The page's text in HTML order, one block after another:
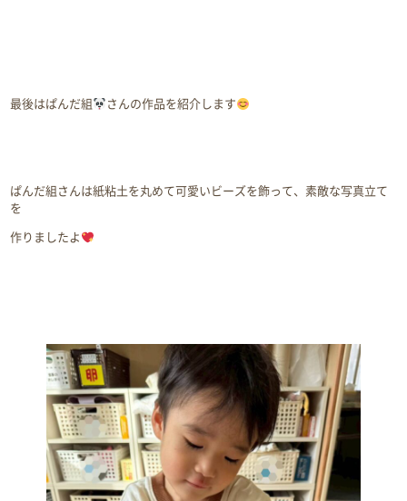
最後はぱんだ組 さんの作品を紹介します
ぱんだ組さんは紙粘土を丸めて可愛いビーズを飾って、素敵な写真立て
を
作りましたよ